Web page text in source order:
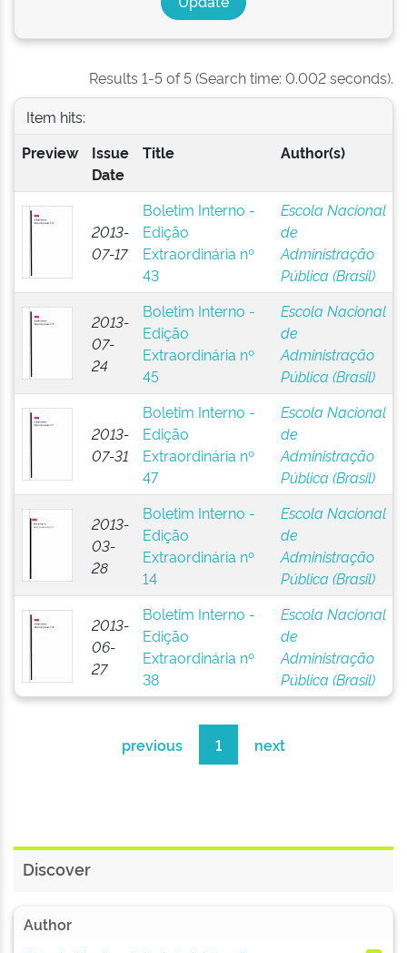
Results 1-5 of 5 (Search time: 0.002 seconds).
Item hits:
Preview
Issue
Date
Title Author(s)
2013-
07-17
Boletim Interno -
Edição
Extraordinária nº
43
Escola Nacional
de
Administração
Pública (Brasil)
2013-
07-
24
Boletim Interno -
Edição
Extraordinária nº
45
Escola Nacional
de
Administração
Pública (Brasil)
2013-
07-31
Boletim Interno -
Edição
Extraordinária nº
47
Escola Nacional
de
Administração
Pública (Brasil)
2013-
03-
28
Boletim Interno -
Edição
Extraordinária nº
14
Escola Nacional
de
Administração
Pública (Brasil)
2013-
06-
27
Boletim Interno -
Edição
Extraordinária nº
38
Escola Nacional
de
Administração
Pública (Brasil)
previous 1 next
Discover
Author